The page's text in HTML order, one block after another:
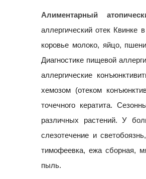
Алиментарный
аллергический отек Квинке
коровье молоко, яйцо,
Диагностике пищевой
аллергические
хемозом (отеком
точечного кератита.
различных растений. У
слезотечение и
тимофеевка, ежа сборная,
пыль.